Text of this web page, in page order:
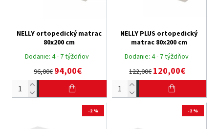
Dodanie: 4 - 7 týždňov
NELLY ortopedický matrac
80x200 cm
96,00€ 94,00€
Dodanie: 4 - 7 týždňov
NELLY PLUS ortopedický
matrac 80x200 cm
122,00€120,00€
-2 % -2 %